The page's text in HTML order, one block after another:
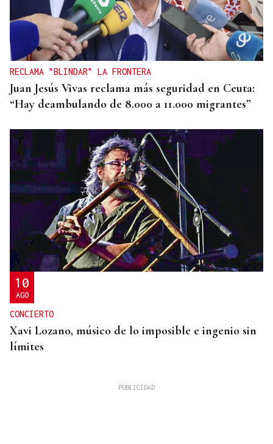
RECLAMA "BLINDAR" LA FRONTERA
Juan Jesús Vivas reclama más seguridad en Ceuta:
“Hay deambulando de 8.000 a 11.000 migrantes”
10
AGO
CONCIERTO
Xavi Lozano, músico de lo imposible e ingenio sin
límites